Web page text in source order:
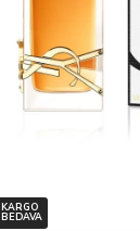
KARGO
BEDAVA